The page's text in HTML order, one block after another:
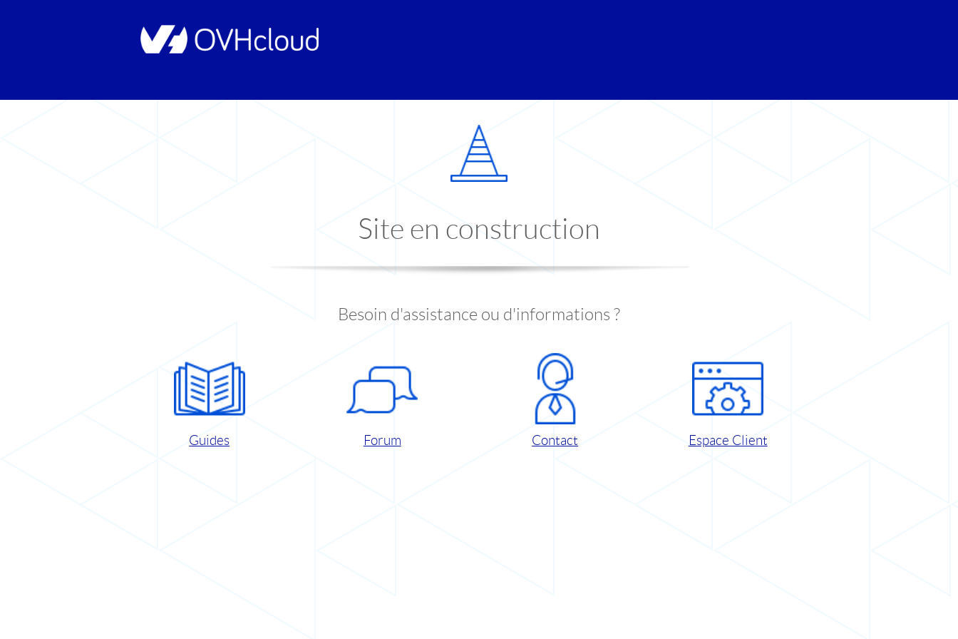
Site en construction
Besoin d'assistance ou d'informations ?
Guides Forum Contact Espace Client